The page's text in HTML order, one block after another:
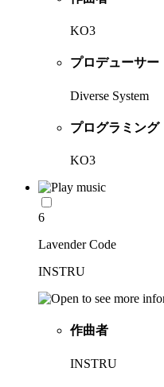
KO3
プロデューサー
Diverse System
プログラミング
KO3
6
Lavender Code
INSTRU
作曲者
INSTRU